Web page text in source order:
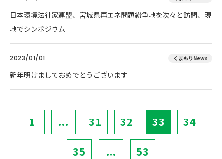
日本環境法律家連盟、宮城県再エネ問題紛争地を次々と訪問、現
地でシンポジウム
2023/01/01 くまもりNews
新年明けましておめでとうございます
1 ... 31 32 33 34
35 ... 53